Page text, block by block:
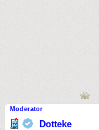
Moderator
Dotteke